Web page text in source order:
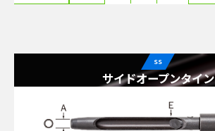
SS
サイドオープンタイン